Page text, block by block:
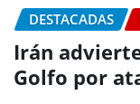
DESTACADAS
Irán
Golfo por